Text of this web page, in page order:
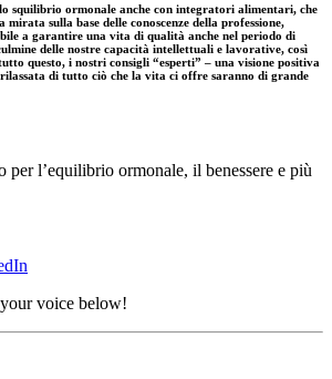
squilibrio ormonale anche con integratori alimentari, che
sulla base delle conoscenze della professione,
a garantire una vita di qualità anche nel periodo di
delle nostre capacità intellettuali e lavorative, così
questo, i nostri consigli “esperti” – una visione positiva
rilassata di tutto ciò che la vita ci offre saranno di grande
per l’equilibrio ormonale, il benessere e più
voice below!